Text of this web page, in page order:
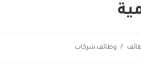
/ وظائف شركات